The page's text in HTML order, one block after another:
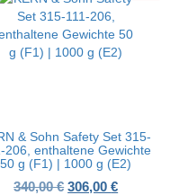
420,00 €
ist: 378,00 €.
& Sohn Safety Set 315-
206, enthaltene Gewichte
50 g (F1) | 1000 g (E2)
340,00€ Ursprünglicher
306,00€